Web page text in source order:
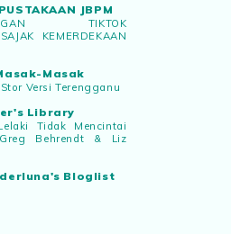
JBPM
TIKTOK
KEMERDEKAAN
Masak
Versi Terengganu
Library
Tidak Mencintai
Behrendt & Liz
Bloglist